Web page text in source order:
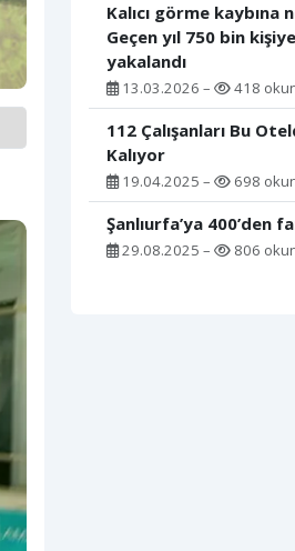
Kalıcı görme kaybına
Geçen yıl 750 bin
yakalandı
13.03.2026 – 418
112 Çalışanları Bu
Kalıyor
19.04.2025 – 698
Şanlıurfa’ya 400’den
29.08.2025 – 806